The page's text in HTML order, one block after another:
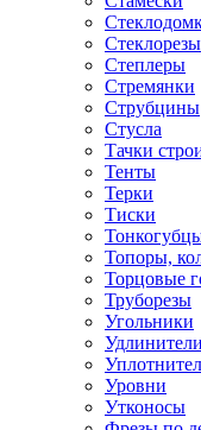
Стеклорезы
Степлеры
Стремянки
Струбцины
Стусла
Тачки
Тенты
Терки
Тиски
Топоры,
Торцовые
Труборезы
Угольники
Уровни
Утконосы